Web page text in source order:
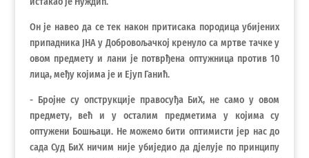
Он је навео да се тек након притисака породица убијених
припадника ЈНА у Добровољачкој кренуло са мртве тачке у
овом предмету и лани је потврђена оптужница против 10
лица, међу којима је и Ејуп Ганић.
- Бројне су опструкције правосуђа БиХ, не само у овом
предмету, већ и у осталим предметима у којима су
оптужени Бошњаци. Не можемо бити оптимисти јер нас до
сада Суд БиХ ничим није убиједио да дјелује по принципу